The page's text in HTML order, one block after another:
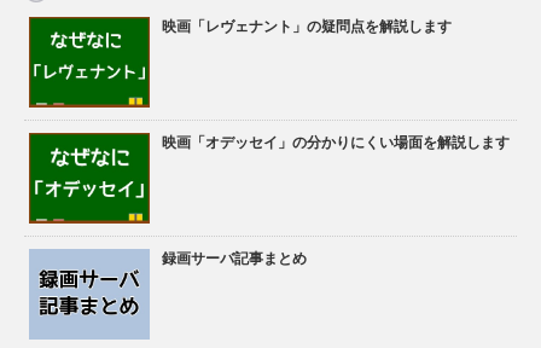
映画「レヴェナント」の疑問点を解説します
映画「オデッセイ」の分かりにくい場面を解説します
録画サーバ記事まとめ